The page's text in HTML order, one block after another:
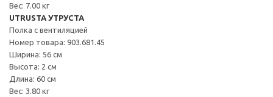
Вес: 7.00 кг
UTRUSTA УТРУСТА
Полка с вентиляцией
Номер товара: 903.681.45
Ширина: 56 см
Высота: 2 см
Длина: 60 см
Вес: 3.80 кг